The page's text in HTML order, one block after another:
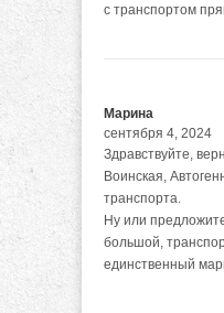
с транспортом
Марина
сентября 4, 2024
Здравствуйте,
Воинская,
транспорта.
Ну или
большой,
единственный